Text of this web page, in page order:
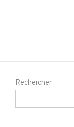
Rechercher